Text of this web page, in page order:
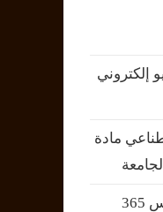
إلكتروني
مادة
أفضل عروض تفعيل أوفيس 365